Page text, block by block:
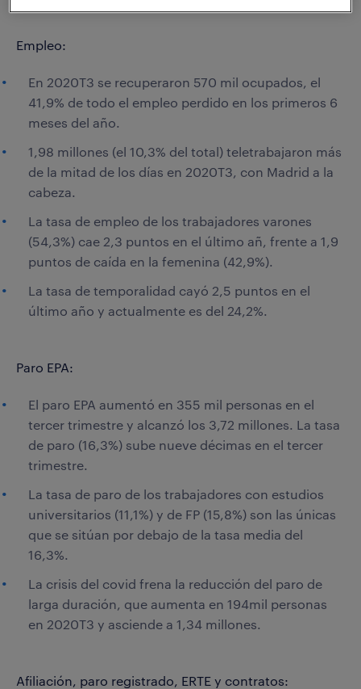
Empleo:
En 2020T3 se recuperaron 570 mil ocupados, el
41,9% de todo el empleo perdido en los primeros 6
meses del año.
1,98 millones (el 10,3% del total) teletrabajaron más
de la mitad de los días en 2020T3, con Madrid a la
cabeza.
La tasa de empleo de los trabajadores varones
(54,3%) cae 2,3 puntos en el último añ, frente a 1,9
puntos de caída en la femenina (42,9%).
La tasa de temporalidad cayó 2,5 puntos en el
último año y actualmente es del 24,2%.
Paro EPA:
El paro EPA aumentó en 355 mil personas en el
tercer trimestre y alcanzó los 3,72 millones. La tasa
de paro (16,3%) sube nueve décimas en el tercer
trimestre.
La tasa de paro de los trabajadores con estudios
universitarios (11,1%) y de FP (15,8%) son las únicas
que se sitúan por debajo de la tasa media del
16,3%.
La crisis del covid frena la reducción del paro de
larga duración, que aumenta en 194mil personas
en 2020T3 y asciende a 1,34 millones.
Afiliación, paro registrado, ERTE y contratos: